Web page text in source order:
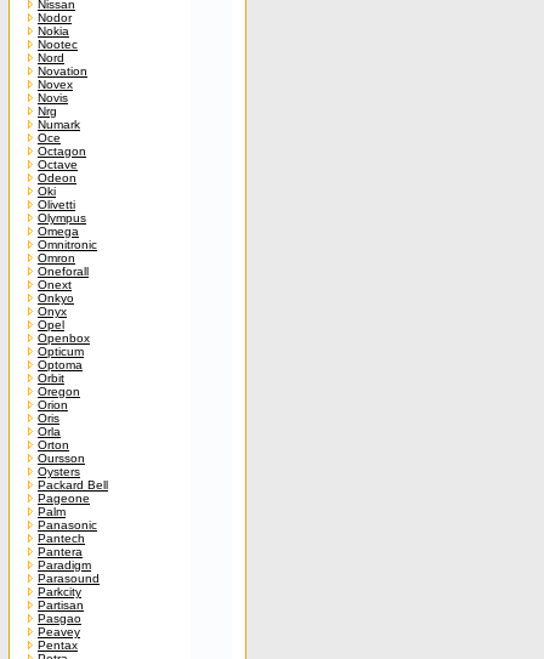
Nissan
Nodor
Nokia
Nootec
Nord
Novation
Novex
Novis
Nrg
Numark
Oce
Octagon
Octave
Odeon
Oki
Olivetti
Olympus
Omega
Omnitronic
Omron
Oneforall
Onext
Onkyo
Onyx
Opel
Openbox
Opticum
Optoma
Orbit
Oregon
Orion
Oris
Orla
Orton
Oursson
Oysters
Packard Bell
Pageone
Palm
Panasonic
Pantech
Pantera
Paradigm
Parasound
Parkcity
Partisan
Pasgao
Peavey
Pentax